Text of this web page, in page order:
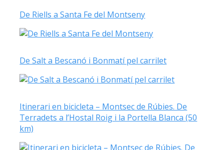
De Riells a Santa Fe del Montseny
De Salt a Bescanó i Bonmatí pel carrilet
Itinerari en bicicleta – Montsec de Rúbies. De
Terradets a l’Hostal Roig i la Portella Blanca (50
km)